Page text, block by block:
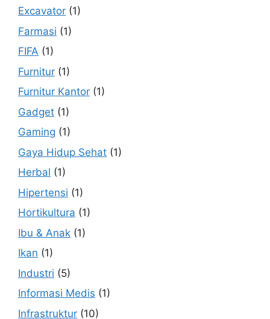
Excavator (1)
Farmasi (1)
FIFA (1)
Furnitur (1)
Furnitur Kantor (1)
Gadget (1)
Gaming (1)
Gaya Hidup Sehat (1)
Herbal (1)
Hipertensi (1)
Hortikultura (1)
Ibu & Anak (1)
Ikan (1)
Industri (5)
Informasi Medis (1)
Infrastruktur (10)